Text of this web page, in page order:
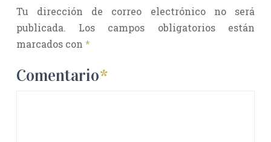
Tu dirección de correo electrónico no será
publicada.
Los campos obligatorios están
marcados con *
Comentario*